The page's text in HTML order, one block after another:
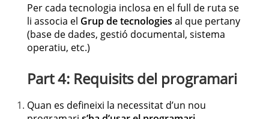
Per cada tecnologia inclosa en el full de ruta se
li associa el Grup de tecnologies al que pertany
(base de dades, gestió documental, sistema
operatiu, etc.)
Part 4: Requisits del programari
Quan es defineixi la necessitat d’un nou